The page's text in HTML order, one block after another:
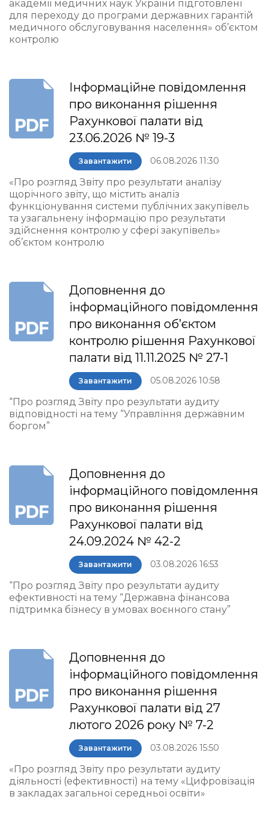
академії медичних наук України підготовлені
для переходу до програми державних гарантій
медичного обслуговування населення» об’єктом
контролю
Інформаційне повідомлення
про виконання рішення
Рахункової палати від
23.06.2026 № 19-3
Завантажити 06.08.2026 11:30
«Про розгляд Звіту про результати аналізу
щорічного звіту, що містить аналіз
функціонування системи публічних закупівель
та узагальнену інформацію про результати
здійснення контролю у сфері закупівель»
об’єктом контролю
Доповнення до
інформаційного повідомлення
про виконання об’єктом
контролю рішення Рахункової
палати від 11.11.2025 № 27-1
Завантажити 05.08.2026 10:58
“Про розгляд Звіту про результати аудиту
відповідності на тему “Управління державним
боргом”
Доповнення до
інформаційного повідомлення
про виконання рішення
Рахункової палати від
24.09.2024 № 42-2
Завантажити 03.08.2026 16:53
“Про розгляд Звіту про результати аудиту
ефективності на тему “Державна фінансова
підтримка бізнесу в умовах воєнного стану”
Доповнення до
інформаційного повідомлення
про виконання рішення
Рахункової палати від 27
лютого 2026 року № 7-2
Завантажити 03.08.2026 15:50
«Про розгляд Звіту про результати аудиту
діяльності (ефективності) на тему «Цифровізація
в закладах загальної середньої освіти»